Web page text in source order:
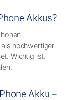
Akkus?
hochwertiger
Wichtig ist,
Akku –